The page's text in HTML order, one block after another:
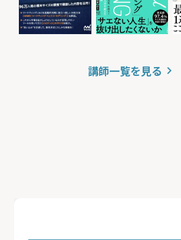
講師一覧を見る keyboard_arrow_right